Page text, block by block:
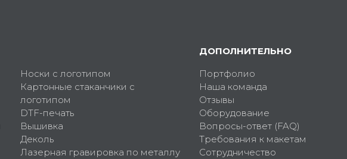
Носки с логотипом
Картонные стаканчики с
логотипом
DTF-печать
Вышивка
Деколь
Лазерная гравировка по металлу
ДОПОЛНИТЕЛЬНО
Портфолио
Наша команда
Отзывы
Оборудование
Вопросы-ответ (FAQ)
Требования к макетам
Сотрудничество